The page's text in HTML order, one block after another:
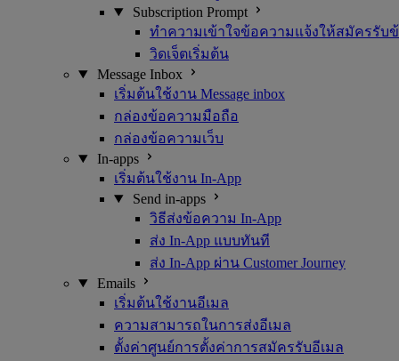
Subscription Prompt
ทำความเข้าใจข้อความแจ้งให้สมัครรับ
วิดเจ็ตเริ่มต้น
Message Inbox
เริ่มต้นใช้งาน Message inbox
กล่องข้อความมือถือ
กล่องข้อความเว็บ
In-apps
เริ่มต้นใช้งาน In-App
Send in-apps
วิธีส่งข้อความ In-App
ส่ง In-App แบบทันที
ส่ง In-App ผ่าน Customer Journey
Emails
เริ่มต้นใช้งานอีเมล
ความสามารถในการส่งอีเมล
ตั้งค่าศูนย์การตั้งค่าการสมัครรับอีเมล